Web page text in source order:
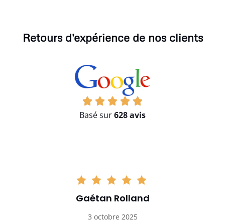
Retours d'expérience de nos clients
Basé sur628 avis
Gaétan Rolland
3 octobre 2025